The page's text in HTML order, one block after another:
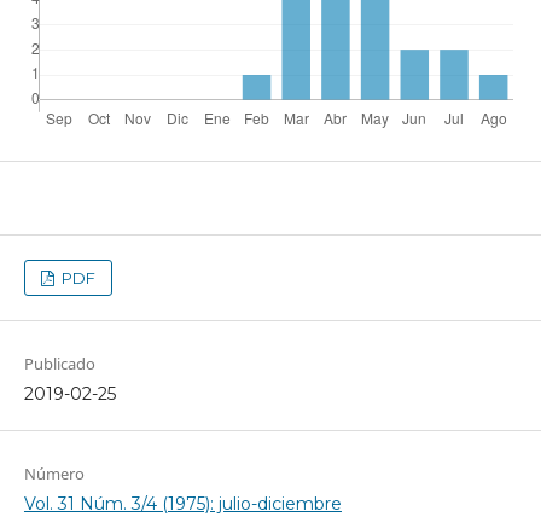
PDF
Publicado
2019-02-25
Número
Vol. 31 Núm. 3/4 (1975): julio-diciembre